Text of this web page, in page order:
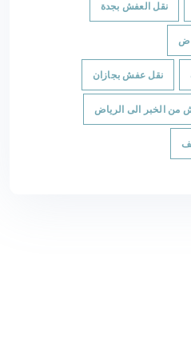
نقل العفش بجدة
نقل عفش بجازان
من الخبر الى الرياض